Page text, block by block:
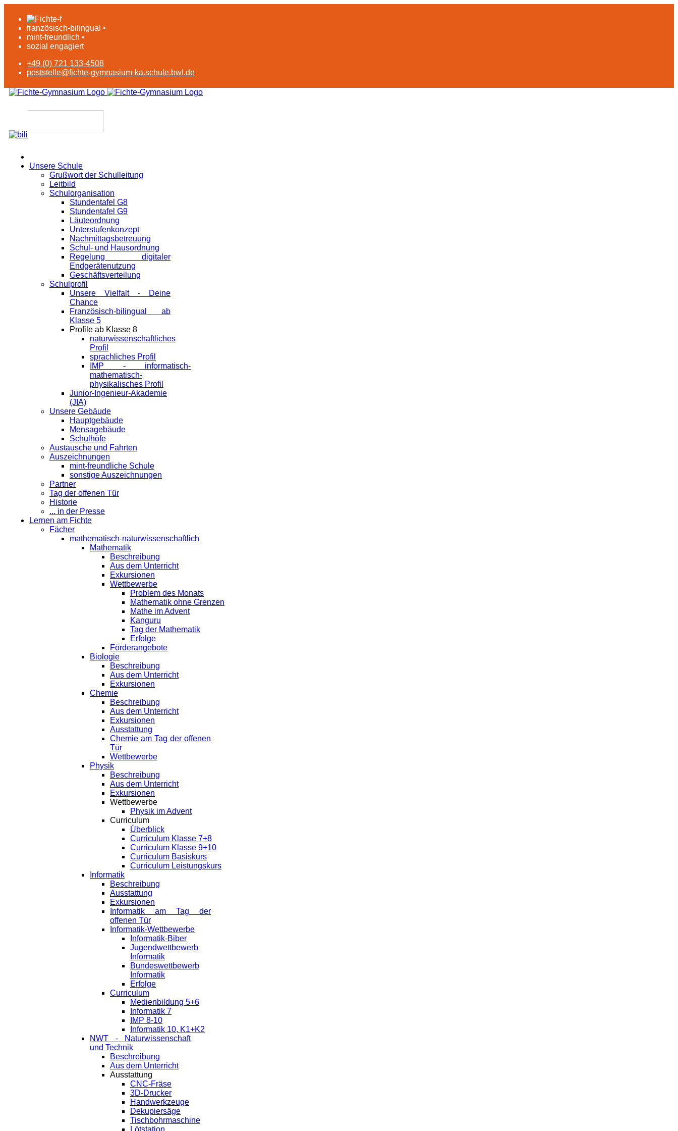
französisch-bilingual •
mint-freundlich •
sozial engagiert
+49 (0) 721 133-4508
poststelle@fichte-gymnasium-ka.schule.bwl.de
Unsere Schule
Grußwort der Schulleitung
Leitbild
Schulorganisation
Stundentafel G8
Stundentafel G9
Läuteordnung
Unterstufenkonzept
Nachmittagsbetreuung
Schul- und Hausordnung
Regelung digitaler
Endgeräte­nutzung
Geschäftsverteilung
Schulprofil
Unsere Vielfalt - Deine
Chance
Französisch-bilingual ab
Klasse 5
Profile ab Klasse 8
naturwissenschaftliches
Profil
sprachliches Profil
IMP - informatisch-
mathematisch-
physikalisches Profil
Junior-Ingenieur-Akademie
(JIA)
Unsere Gebäude
Hauptgebäude
Mensagebäude
Schulhöfe
Austausche und Fahrten
Auszeichnungen
mint-freundliche Schule
sonstige Auszeichnungen
Partner
Tag der offenen Tür
Historie
... in der Presse
Lernen am Fichte
Fächer
mathematisch-naturwissenschaftlich
Mathematik
Beschreibung
Aus dem Unterricht
Exkursionen
Wettbewerbe
Problem des Monats
Mathematik ohne Grenzen
Mathe im Advent
Kanguru
Tag der Mathematik
Erfolge
Förderangebote
Biologie
Beschreibung
Aus dem Unterricht
Exkursionen
Chemie
Beschreibung
Aus dem Unterricht
Exkursionen
Ausstattung
Chemie am Tag der offenen
Tür
Wettbewerbe
Physik
Beschreibung
Aus dem Unterricht
Exkursionen
Wettbewerbe
Physik im Advent
Curriculum
Überblick
Curriculum Klasse 7+8
Curriculum Klasse 9+10
Curriculum Basiskurs
Curriculum Leistungskurs
Informatik
Beschreibung
Ausstattung
Exkursionen
Informatik am Tag der
offenen Tür
Informatik-Wettbewerbe
Informatik-Biber
Jugendwettbewerb
Informatik
Bundeswettbewerb
Informatik
Erfolge
Curriculum
Medienbildung 5+6
Informatik 7
IMP 8-10
Informatik 10, K1+K2
NWT - Naturwissenschaft
und Technik
Beschreibung
Aus dem Unterricht
Ausstattung
CNC-Fräse
3D-Drucker
Handwerkzeuge
Dekupiersäge
Tischbohrmaschine
Lötstation